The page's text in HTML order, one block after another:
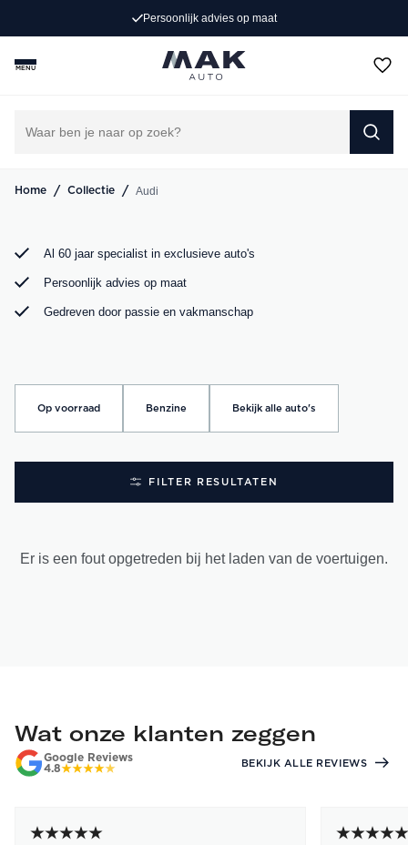
Persoonlijk advies op maat
MENU
Home / Collectie / Audi
Op zoek naar een exclusieve Audi occasion? Bij MAK
Auto vind je een zorgvuldig geselecteerd aanbod, van de
sportieve Audi A3 tot de krachtige Audi RS6. Bekijk ons
Al 60 jaar specialist in exclusieve auto's
Persoonlijk advies op maat
Gedreven door passie en vakmanschap
Op voorraad Benzine Bekijk alle auto's
FILTER RESULTATEN
Er is een fout opgetreden bij het laden van de voertuigen.
Wat onze klanten zeggen
Google Reviews
4.8
BEKIJK ALLE REVIEWS